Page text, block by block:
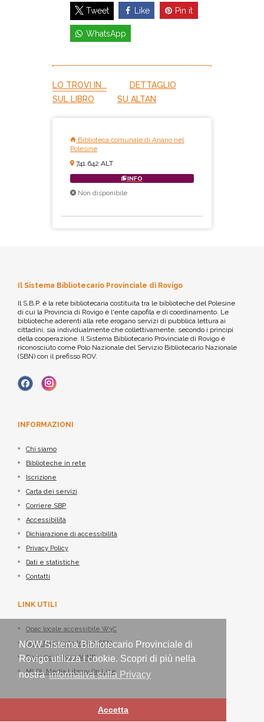
NOW Sistema Bibliotecario Provinciale di
Rovigo utilizza i cookie. Scopri di più nella
nostrainformativa sulla Privacy
Accetta
Tweet Like Pin it
WhatsApp
LO TROVI IN...
DETTAGLIO
SUL LIBRO
SU ALTAN
Biblioteca comunale di Ariano nel
Polesine
741.642 ALT
INFO
Non disponibile
Il Sistema Bibliotecario Provinciale di Rovigo
Il S.B.P. è la rete bibliotecaria costituita tra le biblioteche del Polesine
di cui la Provincia di Rovigo è l'ente capofila e di coordinamento. Le
biblioteche aderenti alla rete erogano servizi di pubblica lettura ai
cittadini, sia individualmente che collettivamente, secondo i principi
della cooperazione. Il Sistema Bibliotecario Provinciale di Rovigo è
riconosciuto come Polo Nazionale del Servizio Bibliotecario Nazionale
(SBN) con il prefisso ROV.
INFORMAZIONI
Chi siamo
Biblioteche in rete
Iscrizione
Carta dei servizi
Corriere SBP
Accessibilità
Dichiarazione di accessibilità
Privacy Policy
Dati e statistiche
Contatti
LINK UTILI
Opac locale accessibile W3C
Opac Nazionale Indice SBN
Periodici italiani ACNP
MLOL Media Library On Line